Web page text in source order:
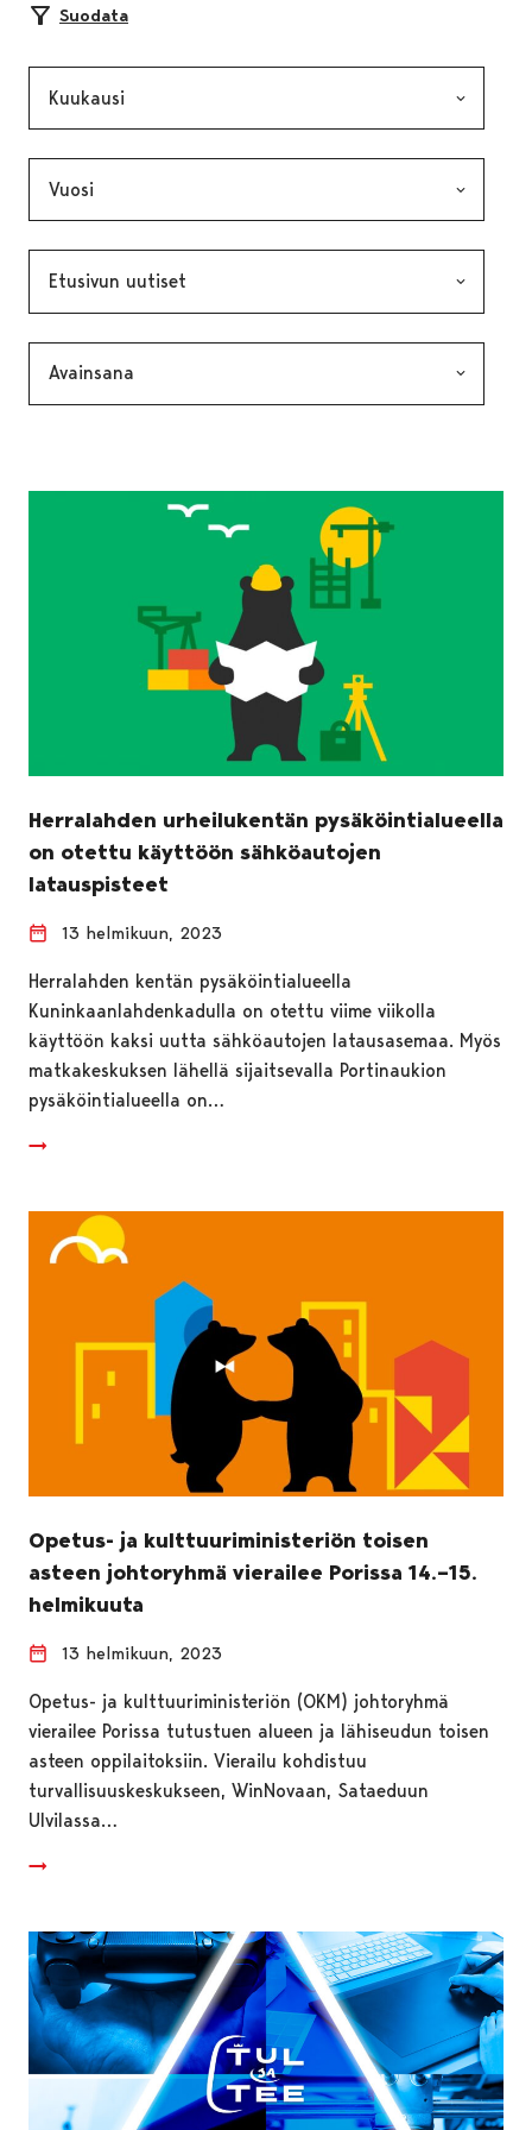
Suodata
Herralahden urheilukentän pysäköintialueella
on otettu käyttöön sähköautojen
latauspisteet
13 helmikuun, 2023
Herralahden kentän pysäköintialueella
Kuninkaanlahdenkadulla on otettu viime viikolla
käyttöön kaksi uutta sähköautojen latausasemaa. Myös
matkakeskuksen lähellä sijaitsevalla Portinaukion
pysäköintialueella on…
Opetus- ja kulttuuriministeriön toisen
asteen johtoryhmä vierailee Porissa 14.–15.
helmikuuta
13 helmikuun, 2023
Opetus- ja kulttuuriministeriön (OKM) johtoryhmä
vierailee Porissa tutustuen alueen ja lähiseudun toisen
asteen oppilaitoksiin. Vierailu kohdistuu
turvallisuuskeskukseen, WinNovaan, Sataeduun
Ulvilassa…